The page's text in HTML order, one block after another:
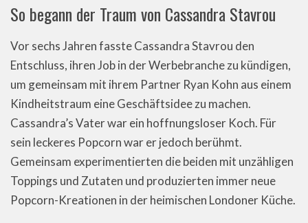
So begann der Traum von Cassandra Stavrou
Vor sechs Jahren fasste Cassandra Stavrou den
Entschluss, ihren Job in der Werbebranche zu kündigen,
um gemeinsam mit ihrem Partner Ryan Kohn aus einem
Kindheitstraum eine Geschäftsidee zu machen.
Cassandra’s Vater war ein hoffnungsloser Koch. Für
sein leckeres Popcorn war er jedoch berühmt.
Gemeinsam experimentierten die beiden mit unzähligen
Toppings und Zutaten und produzierten immer neue
Popcorn-Kreationen in der heimischen Londoner Küche.